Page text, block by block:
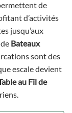
de
d’activités
jusqu’aux
Bateaux
sont des
escale devient
au Fil de